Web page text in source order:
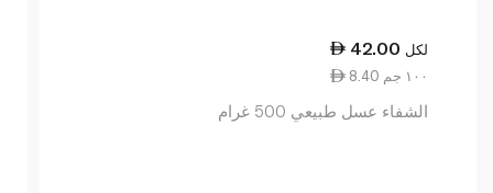
42.00 لكل
8.40 ١٠٠ جم
الشفاء عسل طبيعي 500 غرام